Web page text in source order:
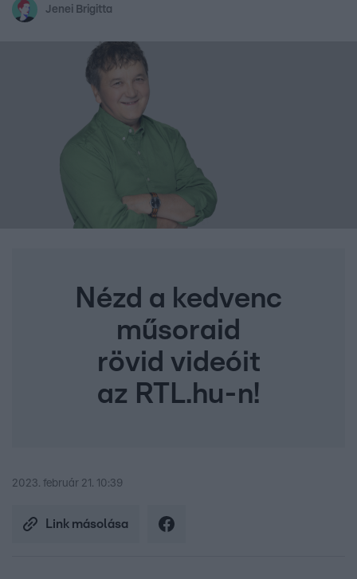
Jenei Brigitta
Nézd a kedvenc
műsoraid
rövid videóit
az RTL.hu-n!
2023. február 21. 10:39
Link másolása